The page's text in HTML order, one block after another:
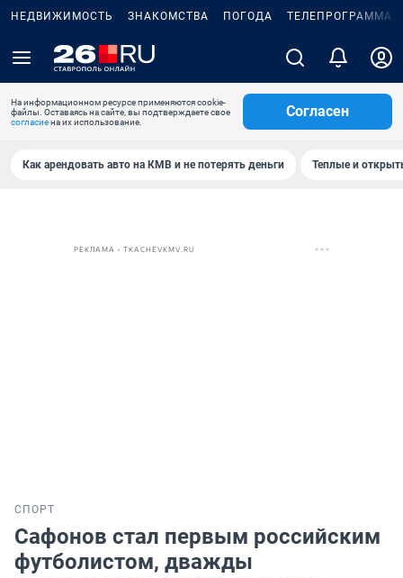
НЕДВИЖИМОСТЬ ЗНАКОМСТВА ПОГОДА ТЕЛЕПРОГРАММА
На информационном ресурсе применяются cookie-
файлы. Оставаясь на сайте, вы подтверждаете свое
согласиена их использование.
Согласен
Как арендовать авто на КМВ и не потерять деньги Теплые и
РЕКЛАМА • TKACHEVKMV.RU
СПОРТ
Сафонов стал первым российским
футболистом, дважды